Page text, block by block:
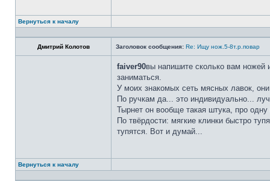
Вернуться к началу
Дмитрий Колотов Заголовок сообщения: Re: Ищу нож.5-8т.р.повар
faiver90вы напишите сколько вам ножей
заниматься.
У моих знакомых сеть мясных лавок,
По ручкам да... это индивидуально...
Тырнет он вообще такая штука, про
По твёрдости: мягкие клинки быстро
тупятся. Вот и думай...
Вернуться к началу